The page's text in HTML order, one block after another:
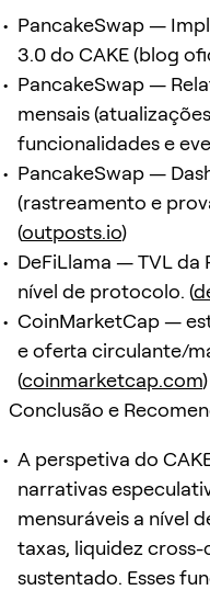
PancakeSwap —
3.0 do CAKE (blog
PancakeSwap —
mensais
funcionalidades e
PancakeSwap —
(rastreamento e
(outposts.io)
DeFiLlama — TVL da
nível de protocolo. (
CoinMarketCap —
e oferta circulante/
(coinmarketcap.com)
Conclusão e
A perspetiva do
narrativas
mensuráveis a nível
taxas, liquidez
sustentado. Esses